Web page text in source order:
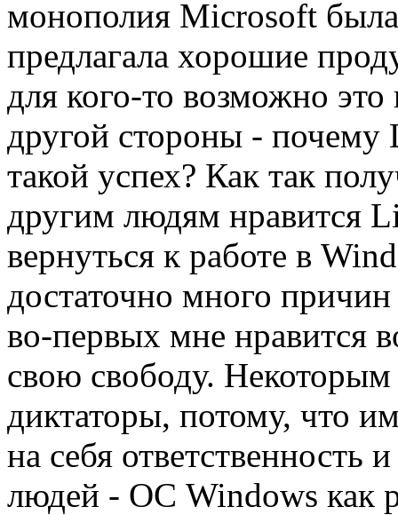
монополия Microsoft
предлагала хорошие
для кого-то возможно
другой стороны - почему
такой успех? Как так
другим людям нравится
вернуться к работе в
достаточно много
во-первых мне нравится
свою свободу. Некоторым
диктаторы, потому, что
на себя ответственность
людей - ОС Windows как